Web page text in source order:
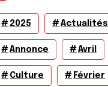
2025 Actualités
Annonce Avril
Culture Février